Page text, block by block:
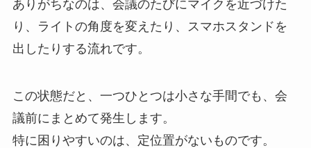
ありがちなのは、会議のたびにマイクを近づけた
り、ライトの角度を変えたり、スマホスタンドを
出したりする流れです。
この状態だと、一つひとつは小さな手間でも、会
議前にまとめて発生します。
特に困りやすいのは、定位置がないものです。